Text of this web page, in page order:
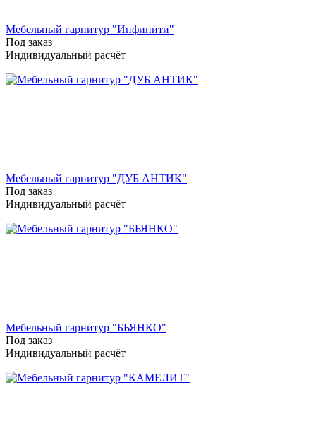
Мебельный гарнитур "Инфинити"
Под заказ
Индивидуальный расчёт
Мебельный гарнитур "ДУБ АНТИК"
Под заказ
Индивидуальный расчёт
Мебельный гарнитур "БЬЯНКО"
Под заказ
Индивидуальный расчёт